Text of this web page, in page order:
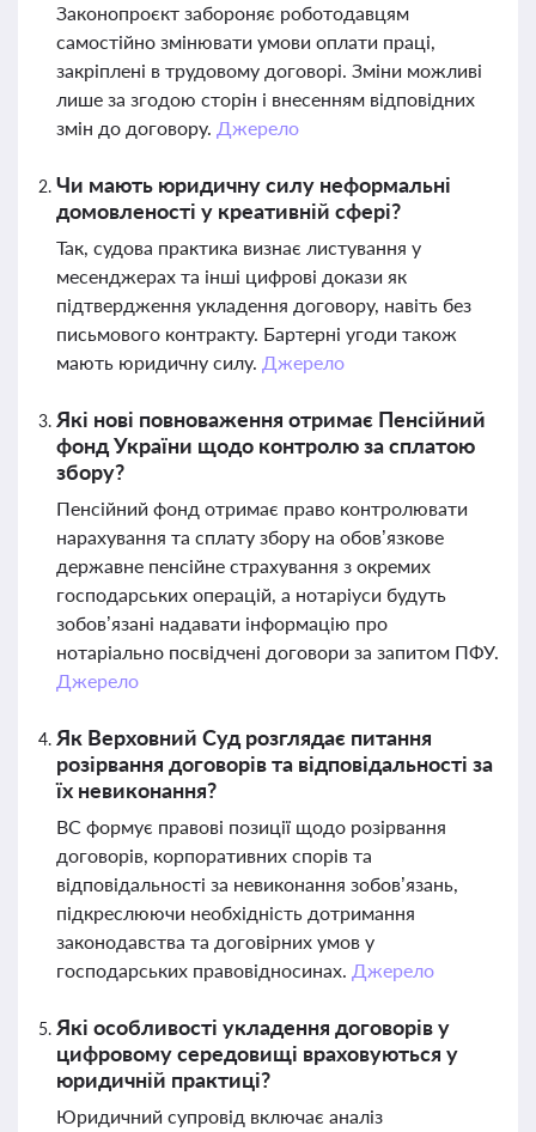
Законопроєкт забороняє роботодавцям
самостійно змінювати умови оплати праці,
закріплені в трудовому договорі. Зміни можливі
лише за згодою сторін і внесенням відповідних
змін до договору. Джерело
Чи мають юридичну силу неформальні
домовленості у креативній сфері?
Так, судова практика визнає листування у
месенджерах та інші цифрові докази як
підтвердження укладення договору, навіть без
письмового контракту. Бартерні угоди також
мають юридичну силу. Джерело
Які нові повноваження отримає Пенсійний
фонд України щодо контролю за сплатою
збору?
Пенсійний фонд отримає право контролювати
нарахування та сплату збору на обов’язкове
державне пенсійне страхування з окремих
господарських операцій, а нотаріуси будуть
зобов’язані надавати інформацію про
нотаріально посвідчені договори за запитом ПФУ.
Джерело
Як Верховний Суд розглядає питання
розірвання договорів та відповідальності за
їх невиконання?
ВС формує правові позиції щодо розірвання
договорів, корпоративних спорів та
відповідальності за невиконання зобов’язань,
підкреслюючи необхідність дотримання
законодавства та договірних умов у
господарських правовідносинах. Джерело
Які особливості укладення договорів у
цифровому середовищі враховуються у
юридичній практиці?
Юридичний супровід включає аналіз